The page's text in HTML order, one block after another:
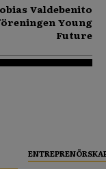
Valdebenito
Young
Future